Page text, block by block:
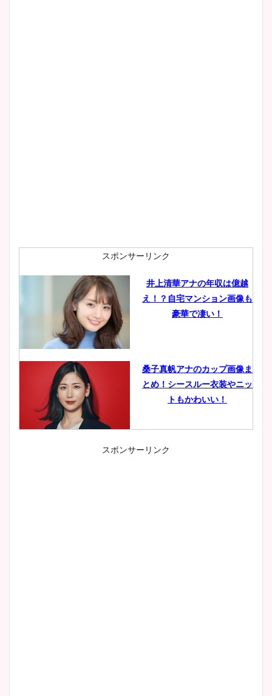
スポンサーリンク
井上清華アナの年収は億越
え！？自宅マンション画像も
豪華で凄い！
桑子真帆アナのカップ画像ま
とめ！シースルー衣装やニッ
トもかわいい！
小室瑛莉子のカップ画像まと
スポンサーリンク